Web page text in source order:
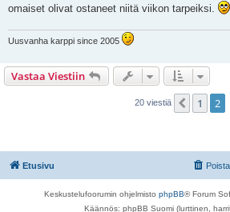
omaiset olivat ostaneet niitä viikon tarpeiksi.
Uusvanha karppi since 2005
Vastaa Viestiin
20 viestiä Edellinen
1 2
Etusivu
Keskustelufoorumin ohjelmisto phpBB® Forum
Käännös: phpBB Suomi (lurttinen,